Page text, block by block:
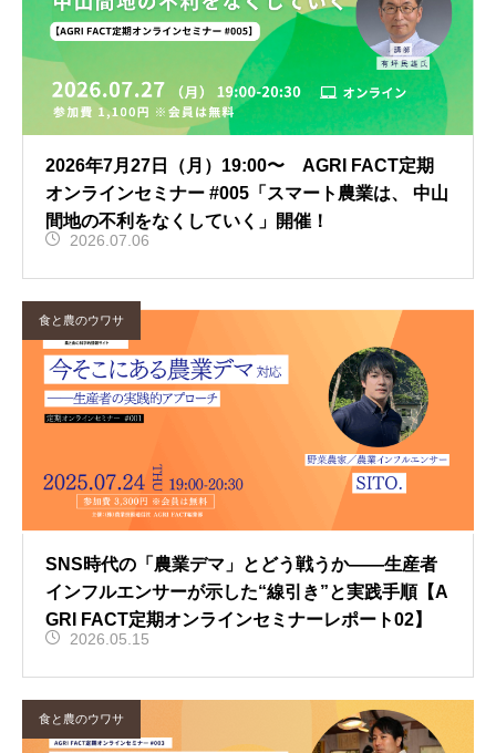
2026年7月27日（月）19:00〜 AGRI FACT定期
オンラインセミナー #005「スマート農業は、 中山
間地の不利をなくしていく」開催！
2026.07.06
食と農のウワサ
SNS時代の「農業デマ」とどう戦うか——生産者
インフルエンサーが示した“線引き”と実践手順【A
GRI FACT定期オンラインセミナーレポート02】
2026.05.15
食と農のウワサ